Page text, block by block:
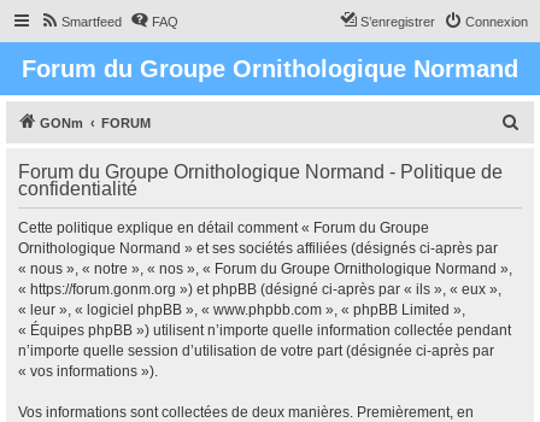
Smartfeed FAQ Connexion
S’enregistrer
Forum du Groupe Ornithologique Normand
GONm FORUM
h
Forum du Groupe Ornithologique Normand - Politique de
confidentialité
Cette politique explique en détail comment « Forum du Groupe
Ornithologique Normand » et ses sociétés affiliées (désignés ci-après par
« nous », « notre », « nos », « Forum du Groupe Ornithologique Normand »,
« https://forum.gonm.org ») et phpBB (désigné ci-après par « ils », « eux »,
« leur », « logiciel phpBB », « www.phpbb.com », « phpBB Limited »,
« Équipes phpBB ») utilisent n’importe quelle information collectée pendant
n’importe quelle session d’utilisation de votre part (désignée ci-après par
« vos informations »).
Vos informations sont collectées de deux manières. Premièrement, en